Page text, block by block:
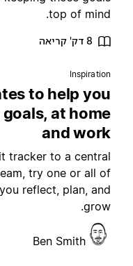
top of
8 דק' קריאה
to help
goals, at
and
habit tracker to a
team, try one or all
you reflect, plan,
Ben Smith